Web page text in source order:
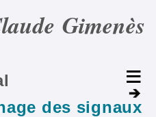
Gimenès
des signaux